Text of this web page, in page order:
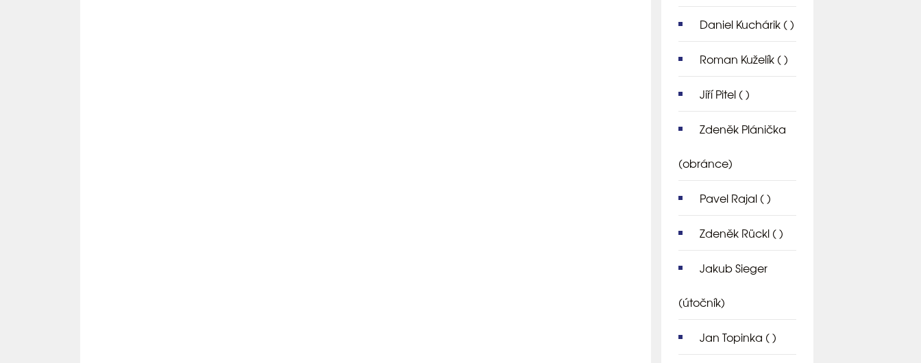
Daniel Kuchárik ( )
Roman Kuželík ( )
Jiří Pitel ( )
Zdeněk Plánička
(obránce)
Pavel Rajal ( )
Zdeněk Rückl ( )
Jakub Sieger
(útočník)
Jan Topinka ( )